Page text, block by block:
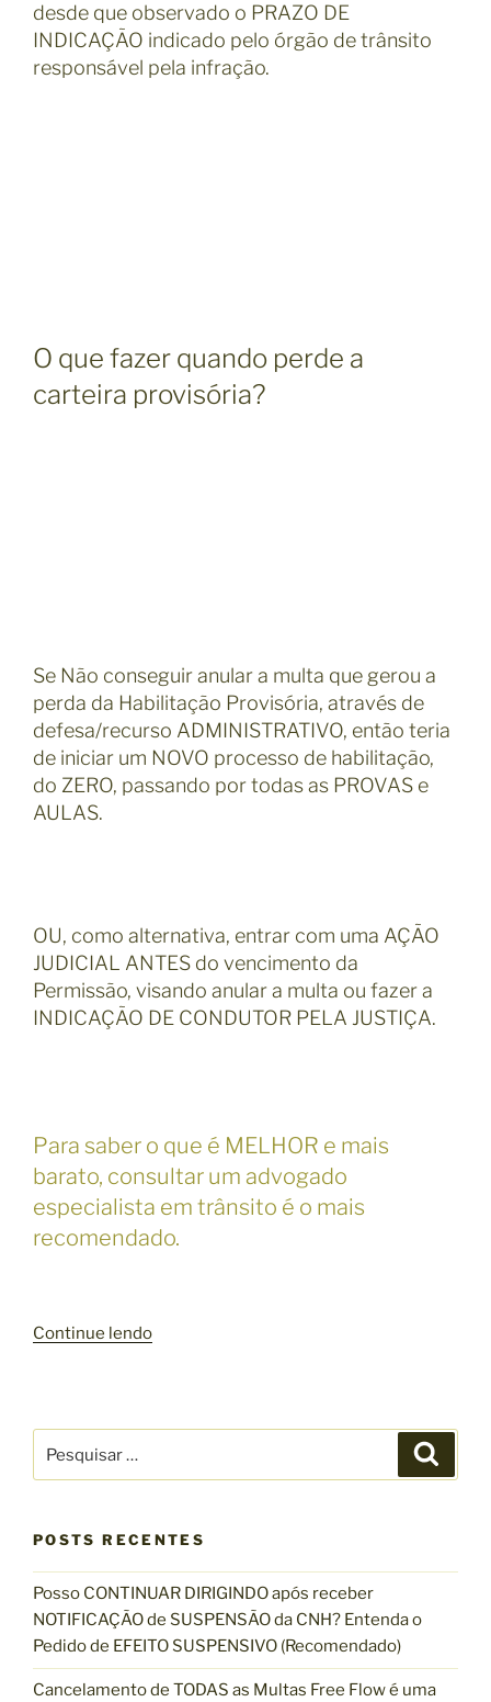
desde que observado o PRAZO DE
INDICAÇÃO indicado pelo órgão de trânsito
responsável pela infração.
O que fazer quando perde a
carteira provisória?
Se Não conseguir anular a multa que gerou a
perda da Habilitação Provisória, através de
defesa/recurso ADMINISTRATIVO, então teria
de iniciar um NOVO processo de habilitação,
do ZERO, passando por todas as PROVAS e
AULAS.
OU, como alternativa, entrar com uma AÇÃO
JUDICIAL ANTES do vencimento da
Permissão, visando anular a multa ou fazer a
INDICAÇÃO DE CONDUTOR PELA JUSTIÇA.
Para saber o que é MELHOR e mais
barato, consultar um advogado
especialista em trânsito é o mais
recomendado.
Continue lendo“
P
R
O
V
I
S
u
i
s
a
r
p
s
r
POSTS RECENTES
Posso CONTINUAR DIRIGINDO após receber
NOTIFICAÇÃO de SUSPENSÃO da CNH? Entenda o
Pedido de EFEITO SUSPENSIVO (Recomendado)
Cancelamento de TODAS as Multas Free Flow é uma